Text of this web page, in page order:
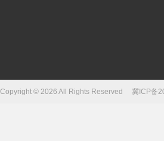
Copyright © 2026 All Rights Reserved 冀ICP备